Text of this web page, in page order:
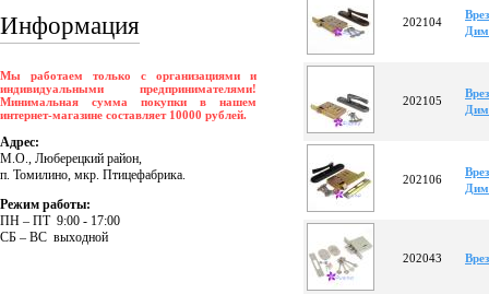
Информация
Мы работаем только с организациями и
индивидуальными предпринимателями!
Минимальная сумма покупки в нашем
интернет-магазине составляет 10000 рублей.
Адрес:
М.О., Люберецкий район,
п. Томилино, мкр. Птицефабрика.
Режим работы:
ПH – ПT 9:00 - 17:00
CБ – BC выходной
202104
202105
202106
202043